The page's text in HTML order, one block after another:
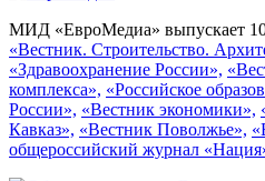
МИД «ЕвроМедиа» выпускает
«Вестник. Строительство.
«Здравоохранение России»,
комплекса», «Российское
России», «Вестник экономики»,
Кавказ», «Вестник Поволжье»,
общероссийский журнал